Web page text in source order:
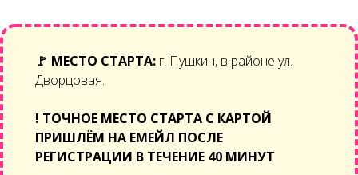
🚩 МЕСТО СТАРТА: г. Пушкин, в районе ул.
Дворцовая.
! ТОЧНОЕ МЕСТО СТАРТА С КАРТОЙ
ПРИШЛЁМ НА ЕМЕЙЛ ПОСЛЕ
РЕГИСТРАЦИИ В ТЕЧЕНИЕ 40 МИНУТ